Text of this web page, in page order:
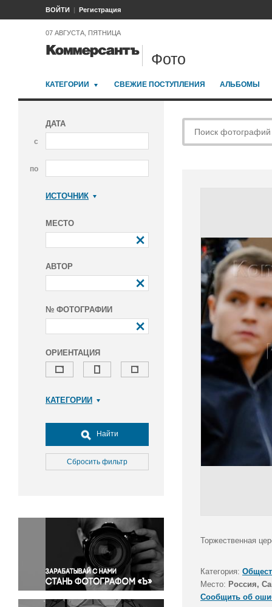
ВОЙТИ Регистрация
07 АВГУСТА, ПЯТНИЦА
Фото
КАТЕГОРИИ СВЕЖИЕ ПОСТУПЛЕНИЯ АЛЬБОМЫ
ДАТА
с
по
ИСТОЧНИК
МЕСТО
АВТОР
№ ФОТОГРАФИИ
ОРИЕНТАЦИЯ
КАТЕГОРИИ
Досуг, туризм и отдых
Культура
Медицина
Окружающая среда
Политика
Правосудие
Происшествия и конфликты
Религия
Светская жизнь
Найти
Сбросить фильтр
Торжественная
Категория:
Место: Россия,
Сообщить об